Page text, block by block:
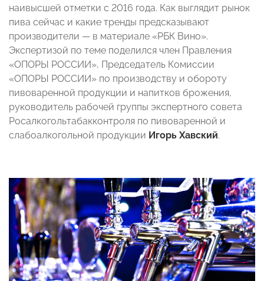
наивысшей отметки с 2016 года. Как выглядит рынок
пива сейчас и какие тренды предсказывают
производители — в материале «РБК Вино».
Экспертизой по теме поделился член Правления
«ОПОРЫ РОССИИ», Председатель Комиссии
«ОПОРЫ РОССИИ» по производству и обороту
пивоваренной продукции и напитков брожения,
руководитель рабочей группы экспертного совета
Росалкогольтабакконтроля по пивоваренной и
слабоалкогольной продукции Игорь Хавский.